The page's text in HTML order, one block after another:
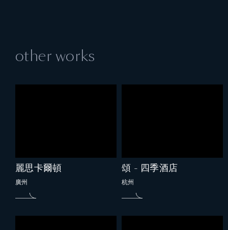
other works
麗思卡爾頓
廣州
頌 - 四季酒店
杭州